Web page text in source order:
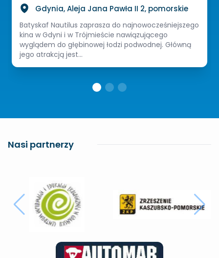
Gdynia, Aleja Jana Pawła II 2, pomorskie
Batyskaf Nautilus zaprasza do najnowocześniejszego
kina w Gdyni i w Trójmieście nawiązującego
wyglądem do głębinowej łodzi podwodnej. Główną
jego atrakcją jest...
Nasi partnerzy